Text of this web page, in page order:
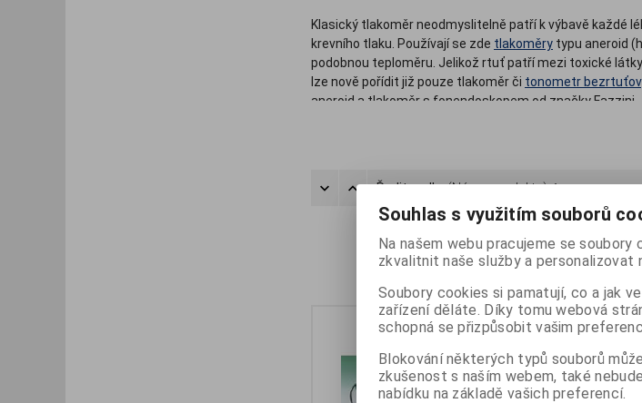
Klasický tlakoměr neodmyslitelně patří k výbavě každé
krevního tlaku. Používají se zde tlakoměry typu aneroid
podobnou teploměru. Jelikož rtuť patří mezi toxické
lze nově pořídit již pouze tlakoměr či tonometr
aneroid a tlakoměr s fonendoskopem od značky Fazzini.
Řadit podle:(Názvu produktu)
Souhlas s využitím souborů
Na našem webu pracujeme se soubory
zkvalitnit naše služby a personalizovat
Soubory cookies si pamatují, co a jak
zařízení děláte. Díky tomu webová
schopná se přizpůsobit vašim
Blokování některých typů souborů
zkušenost s naším webem, také
nabídku na základě vašich preferencí.